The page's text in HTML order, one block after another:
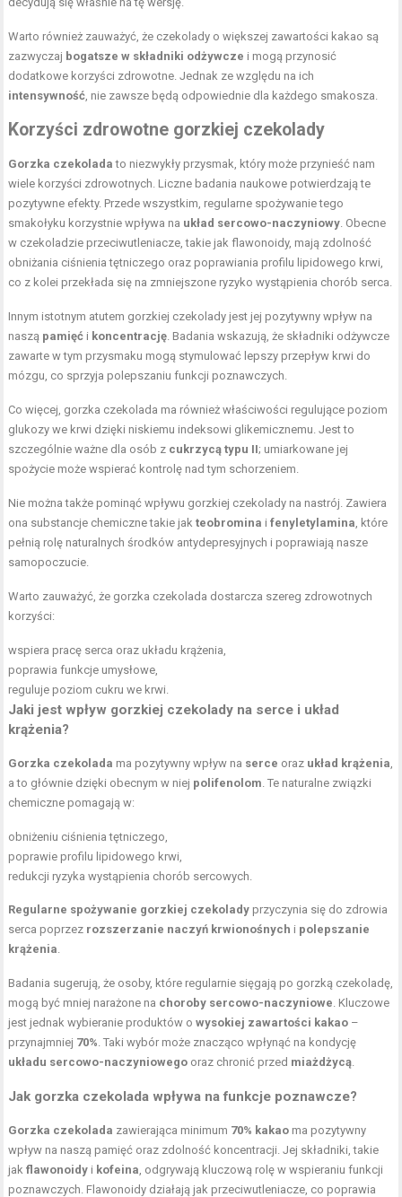
Warto również zauważyć, że czekolady o większej zawartości kakao są
zazwyczaj bogatsze w składniki odżywcze i mogą przynosić
dodatkowe korzyści zdrowotne. Jednak ze względu na ich
intensywność , nie zawsze będą odpowiednie dla każdego smakosza.
Korzyści zdrowotne gorzkiej czekolady
Gorzka czekolada to niezwykły przysmak, który może przynieść nam
wiele korzyści zdrowotnych. Liczne badania naukowe potwierdzają te
pozytywne efekty. Przede wszystkim, regularne spożywanie tego
smakołyku korzystnie wpływa na układ sercowo-naczyniowy . Obecne
w czekoladzie przeciwutleniacze, takie jak flawonoidy, mają zdolność
obniżania ciśnienia tętniczego oraz poprawiania profilu lipidowego krwi,
co z kolei przekłada się na zmniejszone ryzyko wystąpienia chorób serca.
Innym istotnym atutem gorzkiej czekolady jest jej pozytywny wpływ na
naszą pamięć i koncentrację . Badania wskazują, że składniki odżywcze
zawarte w tym przysmaku mogą stymulować lepszy przepływ krwi do
mózgu, co sprzyja polepszaniu funkcji poznawczych.
Co więcej, gorzka czekolada ma również właściwości regulujące poziom
glukozy we krwi dzięki niskiemu indeksowi glikemicznemu. Jest to
szczególnie ważne dla osób z cukrzycą typu II; umiarkowane jej
spożycie może wspierać kontrolę nad tym schorzeniem.
Nie można także pominąć wpływu gorzkiej czekolady na nastrój. Zawiera
ona substancje chemiczne takie jakteobromina ifenyletylamina , które
pełnią rolę naturalnych środków antydepresyjnych i poprawiają nasze
samopoczucie.
Warto zauważyć, że gorzka czekolada dostarcza szereg zdrowotnych
korzyści:
wspiera pracę serca oraz układu krążenia,
poprawia funkcje umysłowe,
reguluje poziom cukru we krwi.
Jaki jest wpływ gorzkiej czekolady na serce i układ
krążenia?
Gorzka czekolada ma pozytywny wpływ na serce oraz układ krążenia
a to głównie dzięki obecnym w niej polifenolom . Te naturalne związki
chemiczne pomagają w:
obniżeniu ciśnienia tętniczego,
poprawie profilu lipidowego krwi,
redukcji ryzyka wystąpienia chorób sercowych.
Regularne spożywanie gorzkiej czekolady przyczynia się do zdrowia
serca poprzez rozszerzanie naczyń krwionośnych i polepszanie
krążenia
Badania sugerują, że osoby, które regularnie sięgają po gorzką czekoladę,
mogą być mniej narażone na choroby sercowo-naczyniowe . Kluczowe
jest jednak wybieranie produktów owysokiej zawartości kakao –
przynajmniej 70% . Taki wybór może znacząco wpłynąć na kondycję
układu sercowo-naczyniowego oraz chronić przed miażdżycą
Jak gorzka czekolada wpływa na funkcje poznawcze?
Gorzka czekolada zawierająca minimum 70% kakao ma pozytywny
wpływ na naszą pamięć oraz zdolność koncentracji. Jej składniki, takie
jakflawonoidy i kofeina , odgrywają kluczową rolę w wspieraniu funkcji
poznawczych. Flawonoidy działają jak przeciwutleniacze, co poprawia